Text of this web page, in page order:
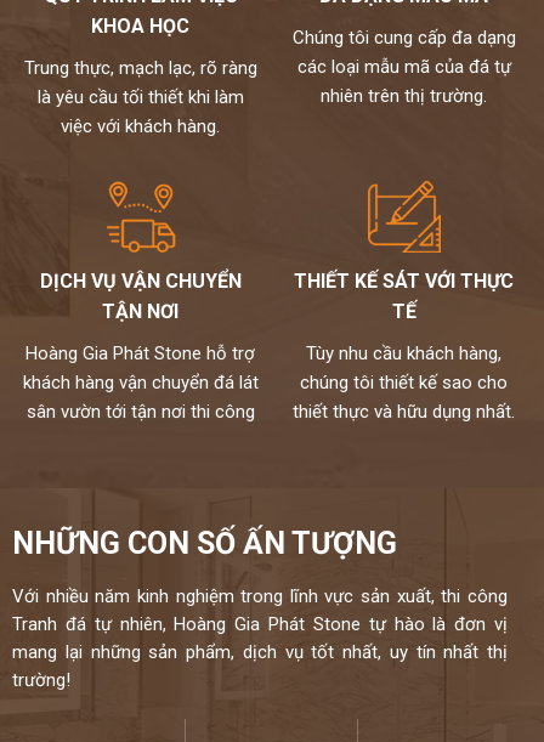
KHOA HỌC
Trung thực, mạch lạc, rõ ràng
là yêu cầu tối thiết khi làm
việc với khách hàng.
Chúng tôi cung cấp đa dạng
các loại mẫu mã của đá tự
nhiên trên thị trường.
DỊCH VỤ VẬN CHUYỂN
TẬN NƠI
Hoàng Gia Phát Stone hỗ trợ
khách hàng vận chuyển đá lát
sân vườn tới tận nơi thi công
THIẾT KẾ SÁT VỚI THỰC
TẾ
Tùy nhu cầu khách hàng,
chúng tôi thiết kế sao cho
thiết thực và hữu dụng nhất.
NHỮNG CON SỐ ẤN TƯỢNG
Với nhiều năm kinh nghiệm trong lĩnh vực sản xuất, thi công
Tranh đá tự nhiên, Hoàng Gia Phát Stone tự hào là đơn vị
mang lại những sản phẩm, dịch vụ tốt nhất, uy tín nhất thị
trường!